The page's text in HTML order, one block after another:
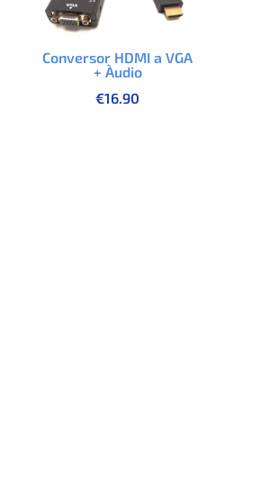
Conversor HDMI a VGA
+ Àudio
€16.90